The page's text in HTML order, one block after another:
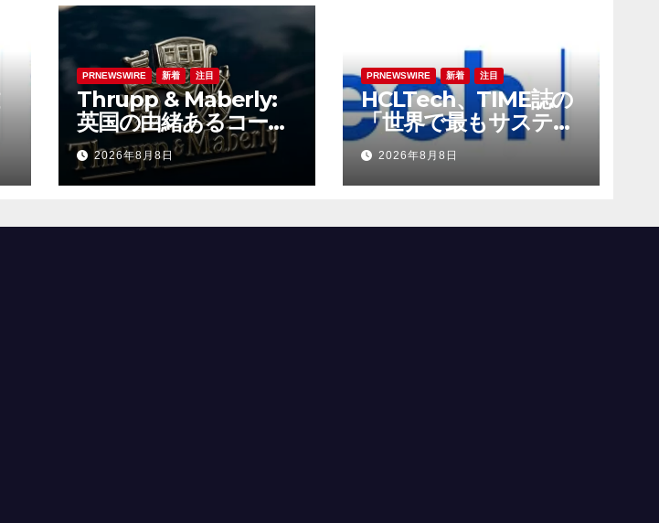
PRNEWSWIRE 新着 注目
Thrupp & Maberly:
英国の由緒あるコーチ
ビルダー、特注車の新
時代へ
2026年8月8日
PRNEWSWIRE 新着 注目
HCLTech、TIME誌の
「世界で最もサステナ
ブルな企業」の一社に
選出
2026年8月8日